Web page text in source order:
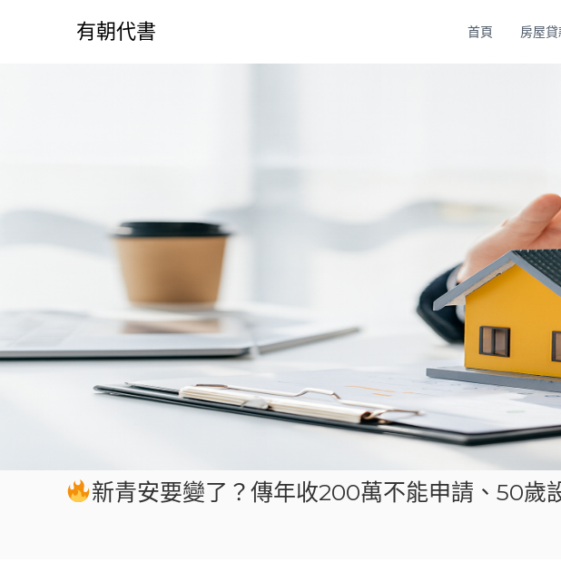
有朝代書 首頁 房屋
新青安要變了？傳年收200萬不能申請、50歲